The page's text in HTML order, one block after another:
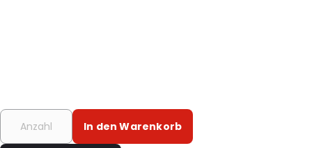
In den Warenkorb